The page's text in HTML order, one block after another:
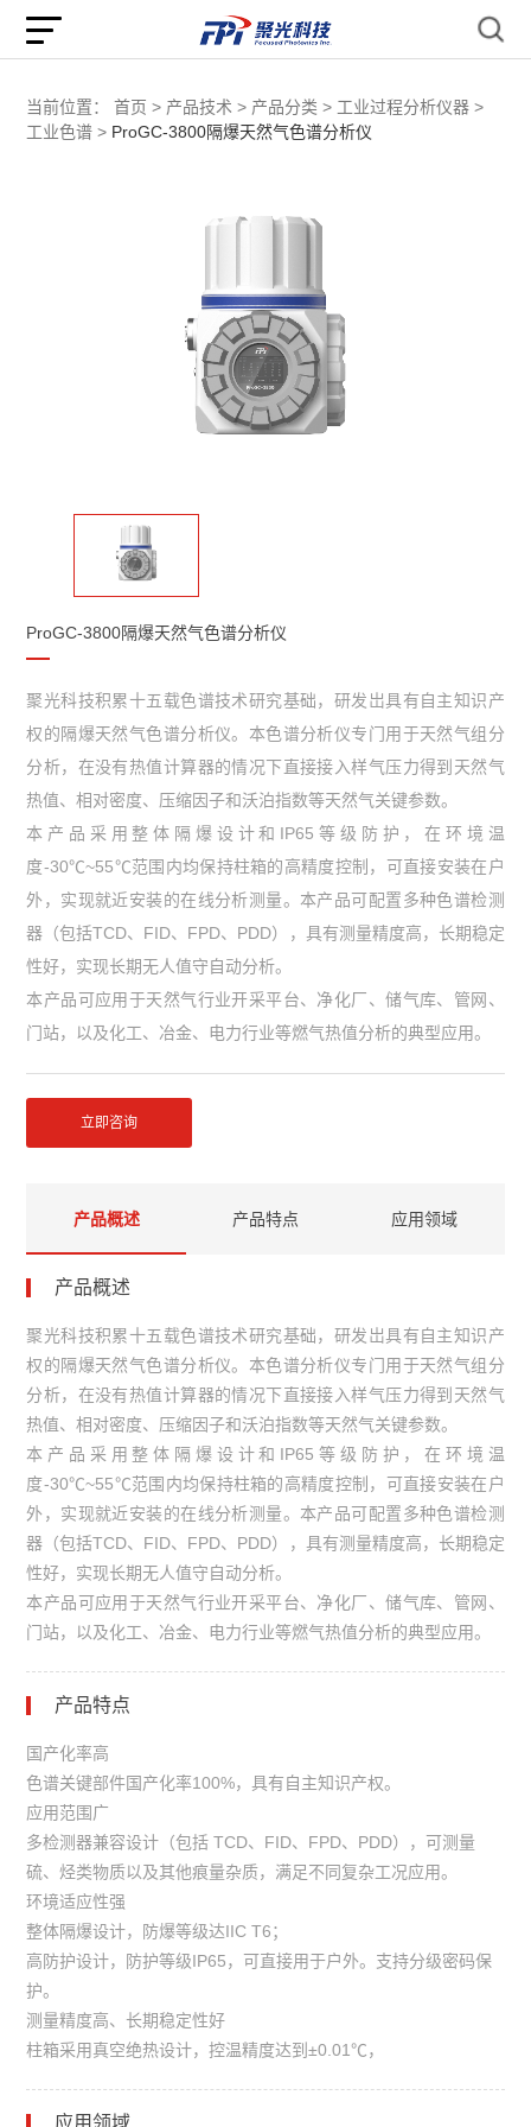
当前位置： 首页 > 产品技术 > 产品分类 > 工业过程分析仪器 >
工业色谱 > ProGC-3800隔爆天然气色谱分析仪
ProGC-3800隔爆天然气色谱分析仪
聚光科技积累十五载色谱技术研究基础，研发岀具有自主知识产
权的隔爆天然气色谱分析仪。本色谱分析仪专门用于天然气组分
分析，在没有热值计算器的情况下直接接入样气压力得到天然气
热值、相对密度、压缩因子和沃泊指数等天然气关键参数。
本产品采用整体隔爆设计和IP65等级防护，在环境温
度-30℃~55℃范围内均保持柱箱的高精度控制，可直接安装在户
外，实现就近安装的在线分析测量。本产品可配置多种色谱检测
器（包括TCD、FID、FPD、PDD），具有测量精度高，长期稳定
性好，实现长期无人值守自动分析。
本产品可应用于天然气行业开采平台、净化厂、储气库、管网、
门站，以及化工、冶金、电力行业等燃气热值分析的典型应用。
立即咨询
产品概述 产品特点 应用领域
产品概述
聚光科技积累十五载色谱技术研究基础，研发岀具有自主知识产
权的隔爆天然气色谱分析仪。本色谱分析仪专门用于天然气组分
分析，在没有热值计算器的情况下直接接入样气压力得到天然气
热值、相对密度、压缩因子和沃泊指数等天然气关键参数。
本产品采用整体隔爆设计和IP65等级防护，在环境温
度-30℃~55℃范围内均保持柱箱的高精度控制，可直接安装在户
外，实现就近安装的在线分析测量。本产品可配置多种色谱检测
器（包括TCD、FID、FPD、PDD），具有测量精度高，长期稳定
性好，实现长期无人值守自动分析。
本产品可应用于天然气行业开采平台、净化厂、储气库、管网、
门站，以及化工、冶金、电力行业等燃气热值分析的典型应用。
产品特点
国产化率高
色谱关键部件国产化率100%，具有自主知识产权。
应用范围广
多检测器兼容设计（包括 TCD、FID、FPD、PDD），可测量
硫、烃类物质以及其他痕量杂质，满足不同复杂工况应用。
环境适应性强
整体隔爆设计，防爆等级达IIC T6；
高防护设计，防护等级IP65，可直接用于户外。支持分级密码保
护。
测量精度高、长期稳定性好
柱箱采用真空绝热设计，控温精度达到±0.01℃，
应用领域